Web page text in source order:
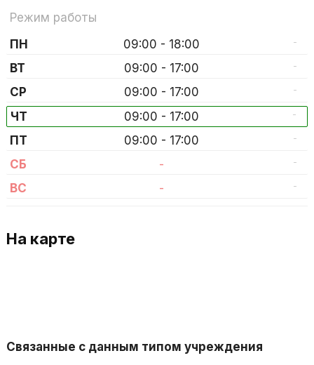
Режим работы
ПН
09:00 - 18:00 -
ВТ 09:00 - 17:00 -
СР 09:00 - 17:00 -
ЧТ 09:00 - 17:00 -
ПТ 09:00 - 17:00 -
СБ - -
ВС - -
На карте
Связанные с данным типом учреждения